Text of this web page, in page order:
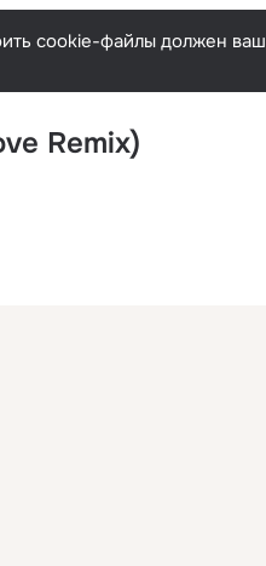
cookie-файлы должен ваш
Remix)